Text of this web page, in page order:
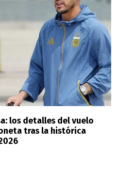
los detalles del vuelo
tras la histórica